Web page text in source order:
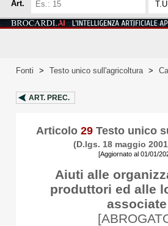
Art.
Fonti > Testo unico sull'agricoltura >
ART. PREC.
Articolo 29Testo unico
(D.lgs. 18 maggio
[Aggiornato al 01/01/
Aiuti alle
produttori ed alle
associate